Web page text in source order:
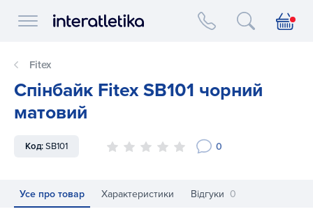
Interatletika logo
Fitex
Спінбайк Fitex SB101 чорний
матовий
Код:SB101 0
Усе про товар Характеристики Відгуки 0